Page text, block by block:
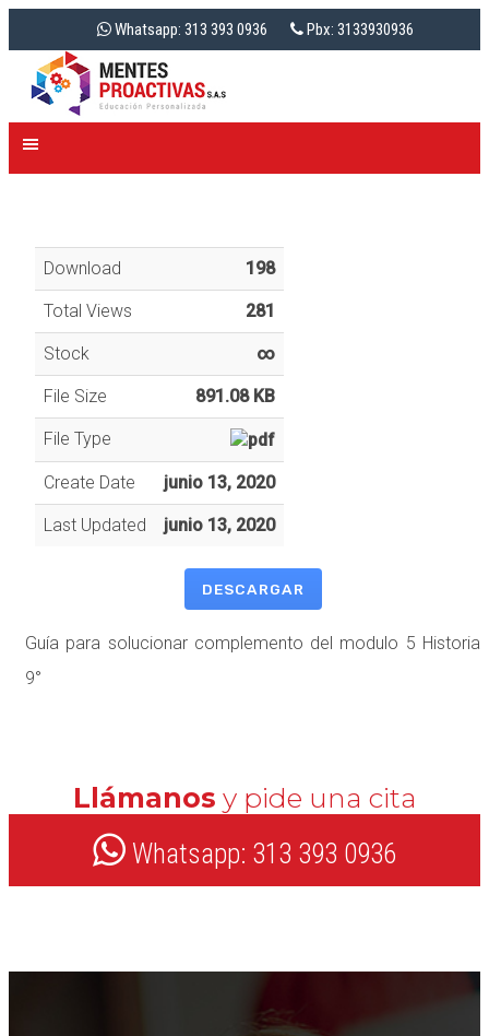
Whatsapp: 313 393 0936 Pbx: 3133930936
Download 198
Total Views 281
Stock ∞
File Size 891.08 KB
File Type
Create Date junio 13, 2020
Last Updated junio 13, 2020
DESCARGAR
Guía para solucionar complemento del modulo 5 Historia
9°
Llámanos y pide una cita
Whatsapp: 313 393 0936